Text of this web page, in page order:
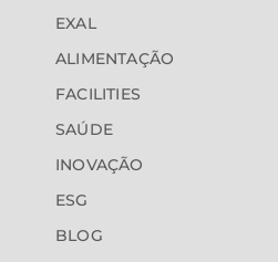
EXAL
ALIMENTAÇÃO
FACILITIES
SAÚDE
INOVAÇÃO
ESG
BLOG